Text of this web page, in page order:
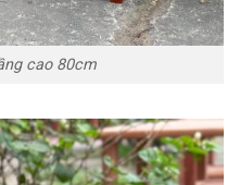
cao 80cm